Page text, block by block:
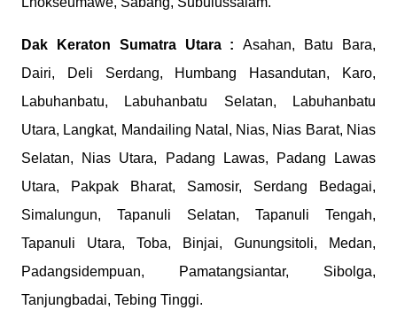
Dak Keraton Sumatra Utara : Asahan, Batu Bara,
Dairi, Deli Serdang, Humbang Hasandutan, Karo,
Labuhanbatu, Labuhanbatu Selatan, Labuhanbatu
Utara, Langkat, Mandailing Natal, Nias, Nias Barat, Nias
Selatan, Nias Utara, Padang Lawas, Padang Lawas
Utara, Pakpak Bharat, Samosir, Serdang Bedagai,
Simalungun, Tapanuli Selatan, Tapanuli Tengah,
Tapanuli Utara, Toba, Binjai, Gunungsitoli, Medan,
Padangsidempuan, Pamatangsiantar, Sibolga,
Tanjungbadai, Tebing Tinggi.